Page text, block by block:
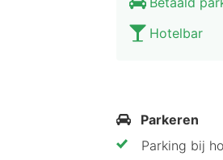
Hotelbar
Parkeren
Parking bij